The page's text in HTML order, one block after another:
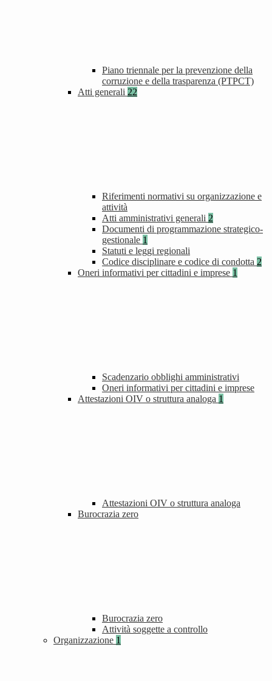
Piano triennale per la prevenzione della
corruzione e della trasparenza (PTPCT)
Atti generali 22
Riferimenti normativi su organizzazione e
attività
Atti amministrativi generali 2
Documenti di programmazione strategico-
gestionale 1
Statuti e leggi regionali
Codice disciplinare e codice di condotta 2
Oneri informativi per cittadini e imprese 1
Scadenzario obblighi amministrativi
Oneri informativi per cittadini e imprese
Attestazioni OIV o struttura analoga 1
Attestazioni OIV o struttura analoga
Burocrazia zero
Burocrazia zero
Attività soggette a controllo
Organizzazione 1